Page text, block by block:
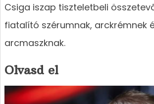
Csiga iszap tiszteletbeli
fiatalító szérumnak, arckrémnek
arcmaszknak.
Olvasd el